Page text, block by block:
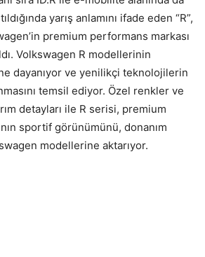
yarış anlamını ifade eden “R”,
premium performans markası
Volkswagen R modellerinin
dayanıyor ve yenilikçi teknolojilerin
temsil ediyor. Özel renkler ve
detayları ile R serisi, premium
sportif görünümünü, donanım
modellerine aktarıyor.